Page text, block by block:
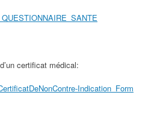
certificat médical:
Indication_Form